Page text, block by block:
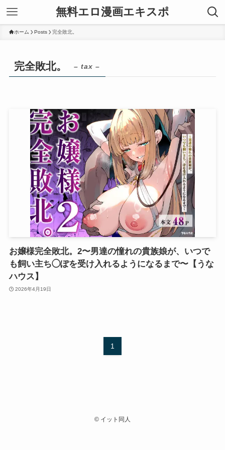
無料エロ漫画エキスポ
ホーム Posts 完全敗北。
完全敗北。 – tax –
お嬢様完全敗北。2〜男達の憧れの貴族娘が、いつで
も飼い主ち◯ぽを受け入れるようになるまで〜【うな
ハウス】
2026年4月19日
1
© イット同人